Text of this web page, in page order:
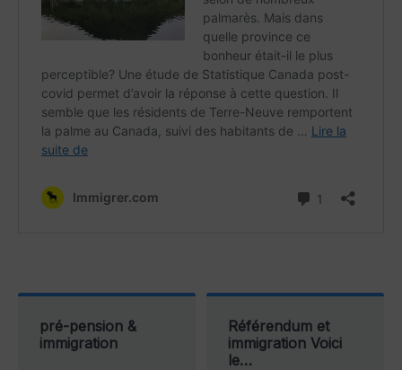
pré-pension &
immigration
Référendum et
immigration Voici
le…